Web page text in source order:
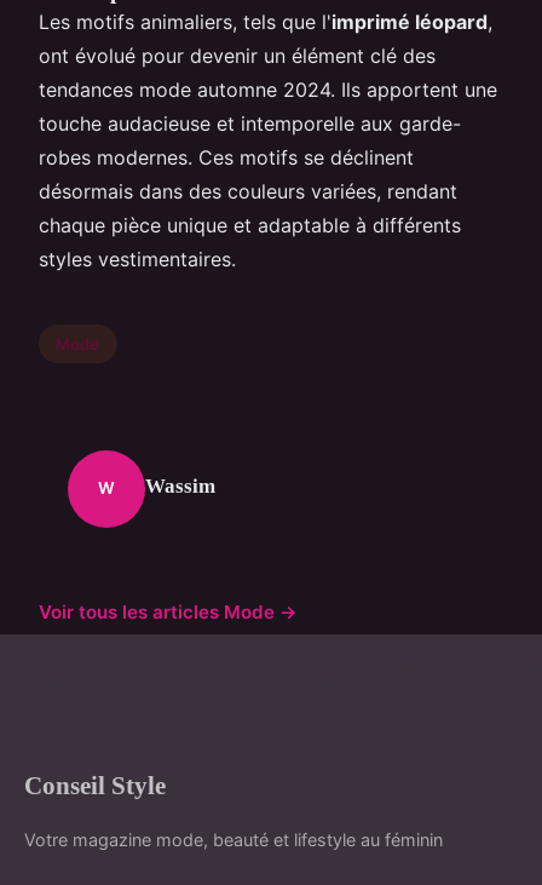
Les motifs animaliers, tels que l'imprimé léopard,
ont évolué pour devenir un élément clé des
tendances mode automne 2024. Ils apportent une
touche audacieuse et intemporelle aux garde-
robes modernes. Ces motifs se déclinent
désormais dans des couleurs variées, rendant
chaque pièce unique et adaptable à différents
styles vestimentaires.
Mode
W Wassim
Voir tous les articles Mode →
Conseil Style
Votre magazine mode, beauté et lifestyle au féminin